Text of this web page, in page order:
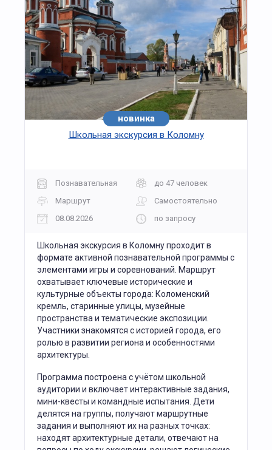
новинка
Школьная экскурсия в Коломну
Познавательная
до 47 человек
Маршрут
Самостоятельно
08.08.2026
по запросу
Школьная экскурсия в Коломну проходит в
формате активной познавательной программы с
элементами игры и соревнований. Маршрут
охватывает ключевые исторические и
культурные объекты города: Коломенский
кремль, старинные улицы, музейные
пространства и тематические экспозиции.
Участники знакомятся с историей города, его
ролью в развитии региона и особенностями
архитектуры.
Программа построена с учётом школьной
аудитории и включает интерактивные задания,
мини-квесты и командные испытания. Дети
делятся на группы, получают маршрутные
задания и выполняют их на разных точках:
находят архитектурные детали, отвечают на